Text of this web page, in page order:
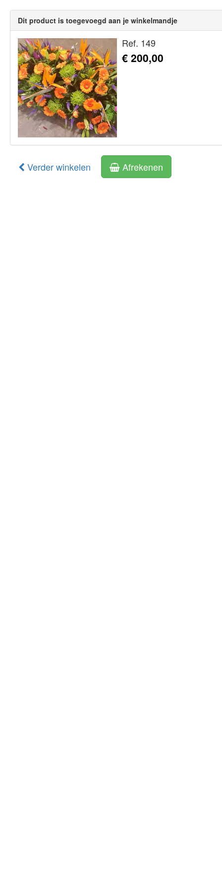
Dit product is toegevoegd aan je winkelmandje
Ref. 149
€ 200,00
Verder winkelen Afrekenen